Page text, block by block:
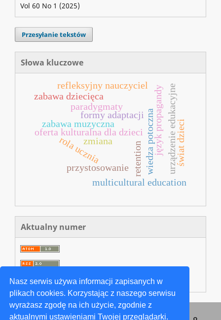
Nasz serwis używa informacji zapisanych w
plikach cookies. Korzystając z naszego serwisu
wyrażasz zgodę na ich użycie, zgodnie z
aktualnymi ustawieniami Twojej przeglądarki.
Vol 60 No 1 (2025)
Przesyłanie tekstów
Słowa kluczowe
wiedza potoczna
formy adaptacji język propagandy
oferta kulturalna dla dzieci
rola ucznia
zmiana
przystosowanie
paradygmaty
zabawa muzyczna
multicultural education
zabawa dziecięca
refleksyjny nauczyciel urządzenie edukacyjneświat dzieci
retention
Aktualny numer